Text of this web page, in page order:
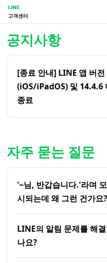
LINE
고객센터
공지사항
[종료 안내] LINE 앱 버
(iOS/iPadOS) 및
종료
자주 묻는 질문
'~님, 반갑습니다.'라며
시되는데 왜 그런 건가요?
LINE의 알림 문제를 해
나요?